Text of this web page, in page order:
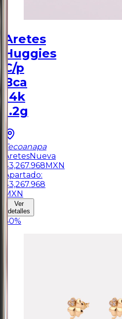
Aretes
Huggies
C/p
Bca
14k
1.2g
Tecoanapa
AretesNueva
$3,267.968MXN
Apartado:
$3,267.968
MXN
Ver
detalles
30%